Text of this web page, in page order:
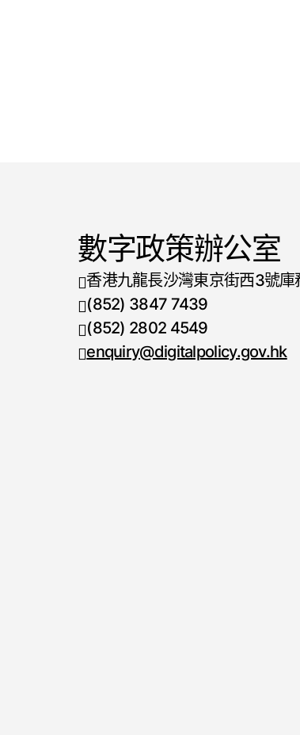
數字政策辦公室
香港九龍長沙灣東京街西3號庫
電話號碼
(852) 3847 7439
傳真號碼
(852) 2802 4549
enquiry@digitalpolicy.gov.hk